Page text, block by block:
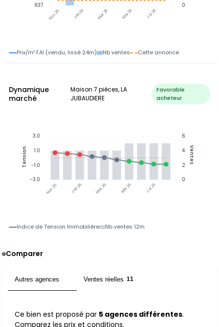
Nov 25 Jan 26 Mar 26 Mai 26 Jul 26
0
937
Prix/m² FAI (vendu, lissé 24m) Nb ventes Cette annonce
Dynamique
marché
Maison 7 pièces, LA
JUBAUDIERE
Favorable
acheteur
Nov 25 Jan 26 Mar 26 Mai 26 Jul 26
6
4
2
0
Ventes
3.0
1.0
-1.0
-3.0
Tension
Indice de Tension Immobilière Nb ventes 12m
Comparer
Autres agences Ventes réelles 11
Ce bien est proposé par 5 agences différentes.
Comparez les prix et conditions.